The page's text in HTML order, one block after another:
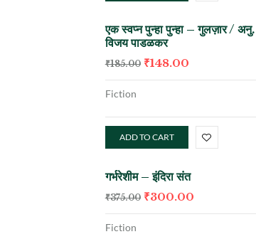
एक स्वप्न पुन्हा पुन्हा – गुलज़ार / अनु.
विजय पाडळकर
₹185.00 ₹148.00
Fiction
ADD TO CART
गर्भरेशीम – इंदिरा संत
₹375.00 ₹300.00
Fiction